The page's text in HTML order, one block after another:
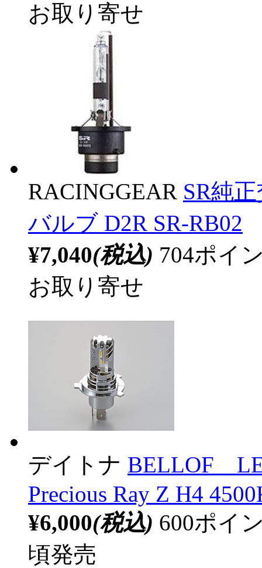
お取り寄せ
RACINGGEAR SR純
バルブ D2R SR-RB02
¥7,040(税込) 704ポイ
お取り寄せ
デイトナ BELLOF
Precious Ray Z H4
¥6,000(税込) 600ポイ
頃発売